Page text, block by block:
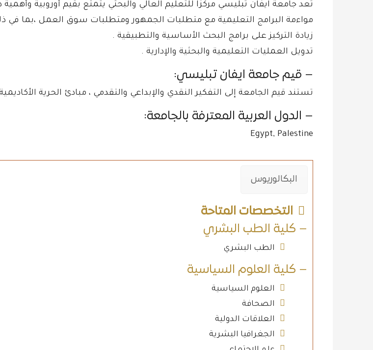
تعد جامعة ايفان تبليسي مركزا للتعليم العالي والبحثي يتمتع بقيم أوروبية وأهمية دولية ،بحلول
مواءمة البرامج التعليمية مع متطلبات الجمهور ومتطلبات سوق العمل ،بما في
زيادة التركيز على برامج البحث الأساسية والتطبيقية .
تدويل العمليات التعليمية والبحثية والإدارية .
– قيم جامعة ايفان تبليسي:
تستند قيم الجامعة إلى التفكير النقدي والإبداعي والتقدمي ، مبادئ الحرية
– الدول العربية المعترفة بالجامعة:
Egypt, Palestine
البكالوريوس
التخصصات المتاحة
– كلية الطب البشري
الطب البشري
– كلية العلوم السياسية
العلوم السياسية
الصحافة
العلاقات الدولية
الجغرافيا البشرية